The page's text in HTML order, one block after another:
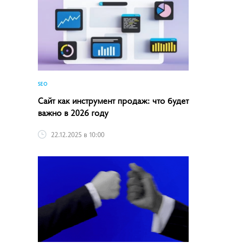
SEO
Сайт как инструмент продаж: что будет
важно в 2026 году
22.12.2025 в 10:00